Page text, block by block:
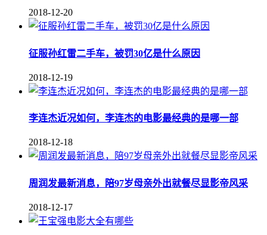
2018-12-20
征服孙红雷二手车，被罚30亿是什么原因
2018-12-19
李连杰近况如何，李连杰的电影最经典的是哪一部
2018-12-18
周润发最新消息，陪97岁母亲外出就餐尽显影帝风采
2018-12-17